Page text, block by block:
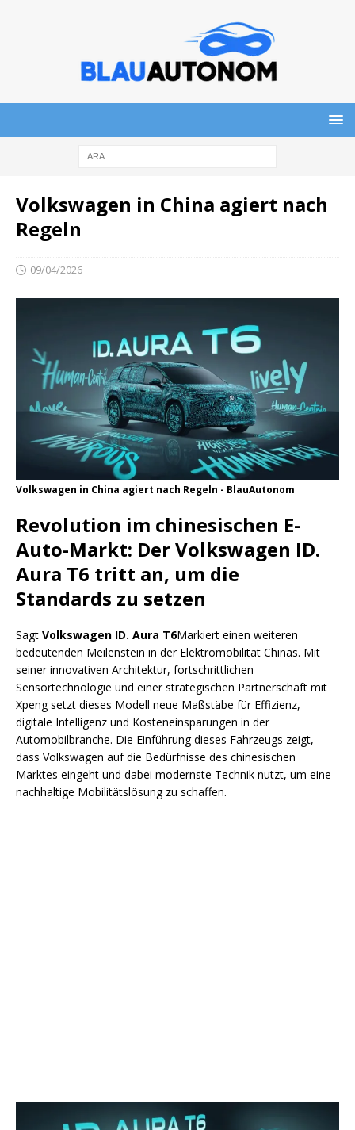
Volkswagen in China agiert nach
Regeln
09/04/2026
Volkswagen in China agiert nach Regeln - BlauAutonom
Revolution im chinesischen E-
Auto-Markt: Der Volkswagen ID.
Aura T6 tritt an, um die
Standards zu setzen
Sagt Volkswagen ID. Aura T6Markiert einen weiteren
bedeutenden Meilenstein in der Elektromobilität Chinas. Mit
seiner innovativen Architektur, fortschrittlichen
Sensortechnologie und einer strategischen Partnerschaft mit
Xpeng setzt dieses Modell neue Maßstäbe für Effizienz,
digitale Intelligenz und Kosteneinsparungen in der
Automobilbranche. Die Einführung dieses Fahrzeugs zeigt,
dass Volkswagen auf die Bedürfnisse des chinesischen
Marktes eingeht und dabei modernste Technik nutzt, um eine
nachhaltige Mobilitätslösung zu schaffen.